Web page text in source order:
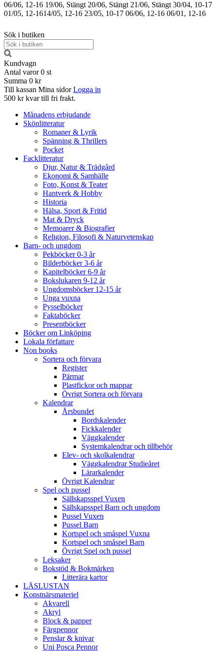
06/06, 12-16 19/06, Stängt 20/06, Stängt 21/06, Stängt 30/04, 10-17
01/05, 12-1614/05, 12-16 23/05, 10-17 06/06, 12-16 06/01, 12-16
Sök i butiken
Kundvagn
Antal varor 0 st
Summa 0 kr
Till kassan Mina sidor Logga in
500 kr kvar till fri frakt.
Månadens erbjudande
Skönlitteratur
Romaner & Lyrik
Spänning & Thrillers
Pocket
Facklitteratur
Djur, Natur & Trädgård
Ekonomi & Samhälle
Foto, Konst & Teater
Hantverk & Hobby
Historia
Hälsa, Sport & Fritid
Mat & Dryck
Memoarer & Biografier
Religion, Filosofi & Naturvetenskap
Barn- och ungdom
Pekböcker 0-3 år
Bilderböcker 3-6 år
Kapitelböcker 6-9 år
Bokslukaren 9-12 år
Ungdomsböcker 12-15 år
Unga vuxna
Pysselböcker
Faktaböcker
Presentböcker
Böcker om Linköping
Lokala författare
Non books
Sortera och förvara
Register
Pärmar
Plastfickor och mappar
Övrigt Sortera och förvara
Kalendrar
Årsbundet
Bordskalender
Fickkalender
Väggkalender
Systemkalendrar och tillbehör
Elev- och skolkalendrar
Väggkalendrar Studieåret
Lärarkalender
Övrigt Kalendrar
Spel och pussel
Sällskapsspel Vuxen
Sällskapsspel Barn och ungdom
Pussel Vuxen
Pussel Barn
Kortspel och småspel Vuxna
Kortspel och småspel Barn
Övrigt Spel och pussel
Leksaker
Bokstöd & Bokmärken
Litterära kartor
LÄSLUSTAN
Konstnärsmateriel
Akvarell
Akryl
Block & papper
Färgpennor
Penslar & knivar
Uni Posca Pennor